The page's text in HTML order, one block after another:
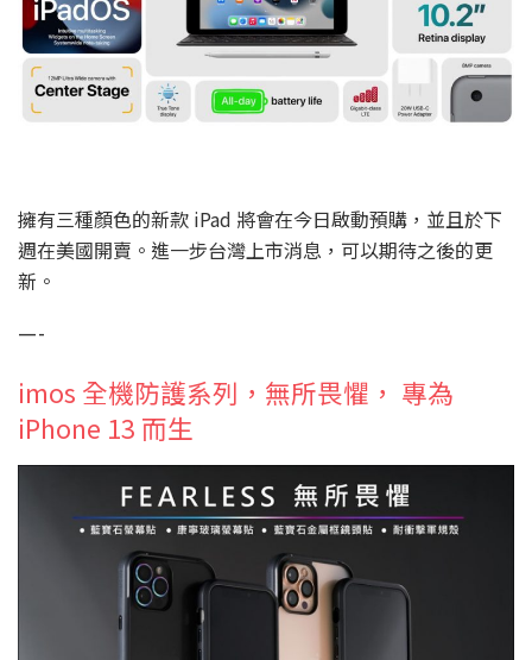
擁有三種顏色的新款 iPad 將會在今日啟動預購，並且於下
週在美國開賣。進一步台灣上市消息，可以期待之後的更
新。
—-
imos 全機防護系列，無所畏懼， 專為
iPhone 13 而生